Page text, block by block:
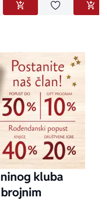
u omiljene
DODAJ U KORPU
Dodaj u
kluba